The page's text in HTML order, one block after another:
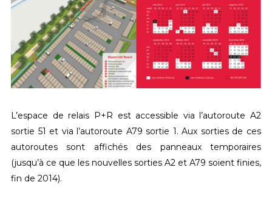
L’espace de relais P+R est accessible via l’autoroute A2
sortie 51 et via l’autoroute A79 sortie 1. Aux sorties de ces
autoroutes sont affichés des panneaux temporaires
(jusqu’à ce que les nouvelles sorties A2 et A79 soient finies,
fin de 2014).